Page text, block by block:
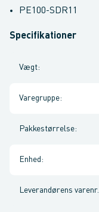
PE100-SDR11
Specifikationer
Vægt:
Varegruppe:
Pakkestørrelse:
Enhed :
Leverandørens varenr.